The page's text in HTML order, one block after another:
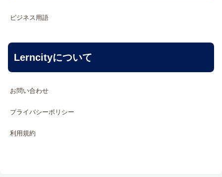
ビジネス用語
Lerncityについて
お問い合わせ
プライバシーポリシー
利用規約